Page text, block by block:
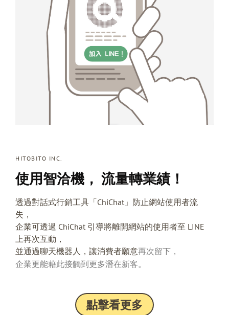
HITOBITO INC.
使用智洽機， 流量轉業績！
透過對話式行銷工具「ChiChat」防止網站使用者流
失，
企業可透過 ChiChat 引導將離開網站的使用者至 LINE
上再次互動，
並通過聊天機器人，讓消費者願意再次留下，
企業更能藉此接觸到更多潛在新客。
點擊看更多